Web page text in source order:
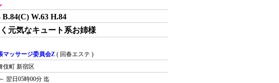
B.84(C) W.63 H.84
元気なキュート系お姉様
マッサージ委員会Z ( 回春エステ )
伎町 新宿区
翌日05時00分 迄